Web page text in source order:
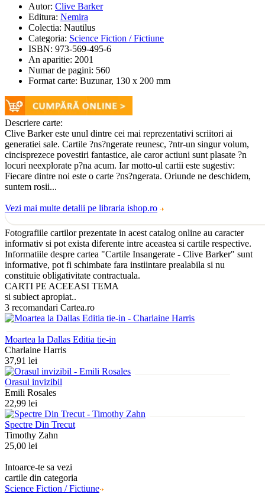
Autor: Clive Barker
Editura: Nemira
Colectia: Nautilus
Categoria: Science Fiction / Fictiune
ISBN: 973-569-495-6
An aparitie: 2001
Numar de pagini: 560
Format carte: Buzunar, 130 x 200 mm
Descriere carte:
Clive Barker este unul dintre cei mai reprezentativi scriitori ai
generatiei sale. Cartile ?ns?ngerate reunesc, ?ntr-un singur volum,
cincisprezece povestiri fantastice, ale caror actiuni sunt plasate ?n
locuri neexplorate p?na acum. Iar motto-ul cartii este sugestiv:
Fiecare dintre noi este o carte ?ns?ngerata. Oriunde ne deschidem,
suntem rosii...
Vezi mai multe detalii pe libraria ishop.ro
Fotografiile cartilor prezentate in acest catalog online au caracter
informativ si pot exista diferente intre aceastea si cartile respective.
Informatiile despre cartea "Cartile Insangerate - Clive Barker" sunt
informative, pot fi schimbate fara instiintare prealabila si nu
constituie obligativitate contractuala.
CARTI PE ACEEASI TEMA
si subiect apropiat..
3 recomandari Cartea.ro
Moartea la Dallas Editia tie-in
Charlaine Harris
37,91 lei
Orasul invizibil
Emili Rosales
22,99 lei
Spectre Din Trecut
Timothy Zahn
25,00 lei
Intoarce-te sa vezi
cartile din categoria
Science Fiction / Fictiune